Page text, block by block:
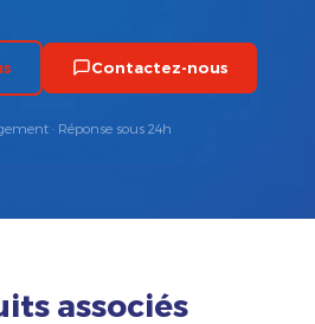
Contactez-nous
· Réponse sous 24h
associés